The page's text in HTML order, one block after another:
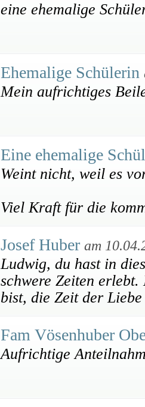
eine ehemalige
Ehemalige Schülerin
Mein aufrichtiges
Eine ehemalige
Weint nicht, weil es
Viel Kraft für die
Josef Huber am
Ludwig, du hast in
schwere Zeiten
bist, die Zeit der Liebe
Fam Vösenhuber
Aufrichtige